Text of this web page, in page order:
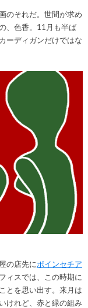
のそれだ。世間が求め
、色香。11月も半ば
ーディガンだけではな
の店先にポインセチア
ィスでは、この時期に
とを思い出す。来月は
けれど、赤と緑の組み